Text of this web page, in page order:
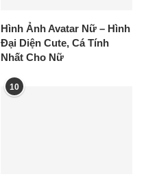
Hình Ảnh Avatar Nữ – Hình
Đại Diện Cute, Cá Tính
Nhất Cho Nữ
10